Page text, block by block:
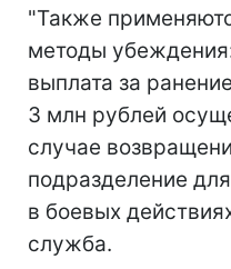
"Также
методы
выплата за
3 млн рублей
случае
подразделение
в боевых
служба.